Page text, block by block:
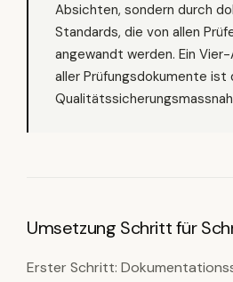
Absichten, sondern durch
Standards, die von allen
angewandt werden. Ein
aller Prüfungsdokumente
Umsetzung Schritt für
Erster Schritt: